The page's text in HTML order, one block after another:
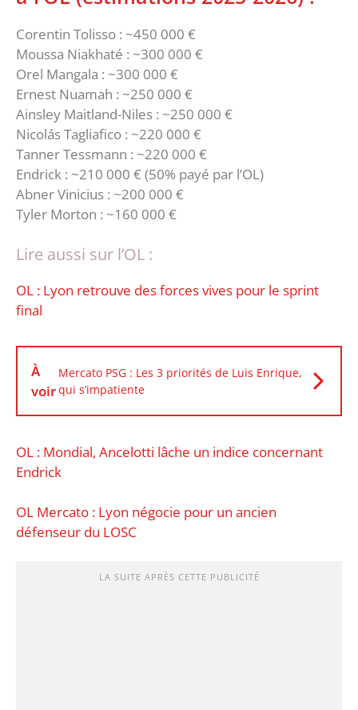
Corentin Tolisso : ~450 000 €
Moussa Niakhaté : ~300 000 €
Orel Mangala : ~300 000 €
Ernest Nuamah : ~250 000 €
Ainsley Maitland-Niles : ~250 000 €
Nicolás Tagliafico : ~220 000 €
Tanner Tessmann : ~220 000 €
Endrick : ~210 000 € (50% payé par l’OL)
Abner Vinicius : ~200 000 €
Tyler Morton : ~160 000 €
Lire aussi sur l’OL :
OL : Lyon retrouve des forces vives pour le sprint
final
À
voir
Mercato PSG : Les 3 priorités de Luis Enrique,
qui s’impatiente
OL : Mondial, Ancelotti lâche un indice concernant
Endrick
OL Mercato : Lyon négocie pour un ancien
défenseur du LOSC
LA SUITE APRÈS CETTE PUBLICITÉ